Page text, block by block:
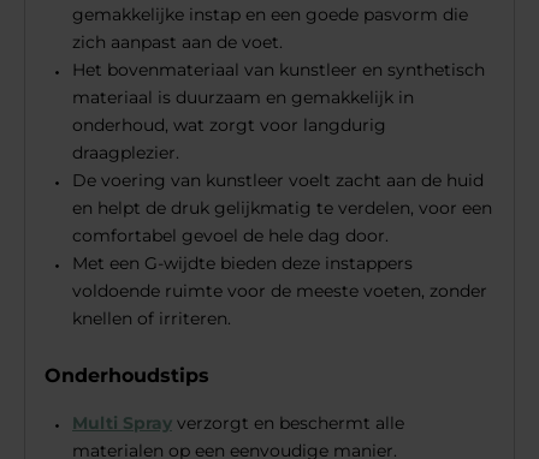
gemakkelijke instap en een goede pasvorm die
zich aanpast aan de voet.
Het bovenmateriaal van kunstleer en synthetisch
materiaal is duurzaam en gemakkelijk in
onderhoud, wat zorgt voor langdurig
draagplezier.
De voering van kunstleer voelt zacht aan de huid
en helpt de druk gelijkmatig te verdelen, voor een
comfortabel gevoel de hele dag door.
Met een G-wijdte bieden deze instappers
voldoende ruimte voor de meeste voeten, zonder
knellen of irriteren.
Onderhoudstips
Multi Spray verzorgt en beschermt alle
materialen op een eenvoudige manier.